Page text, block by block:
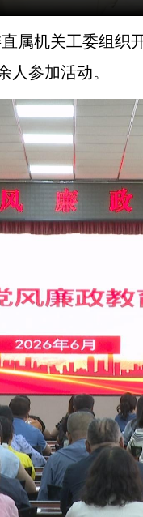
属机关工委组
参加活动。